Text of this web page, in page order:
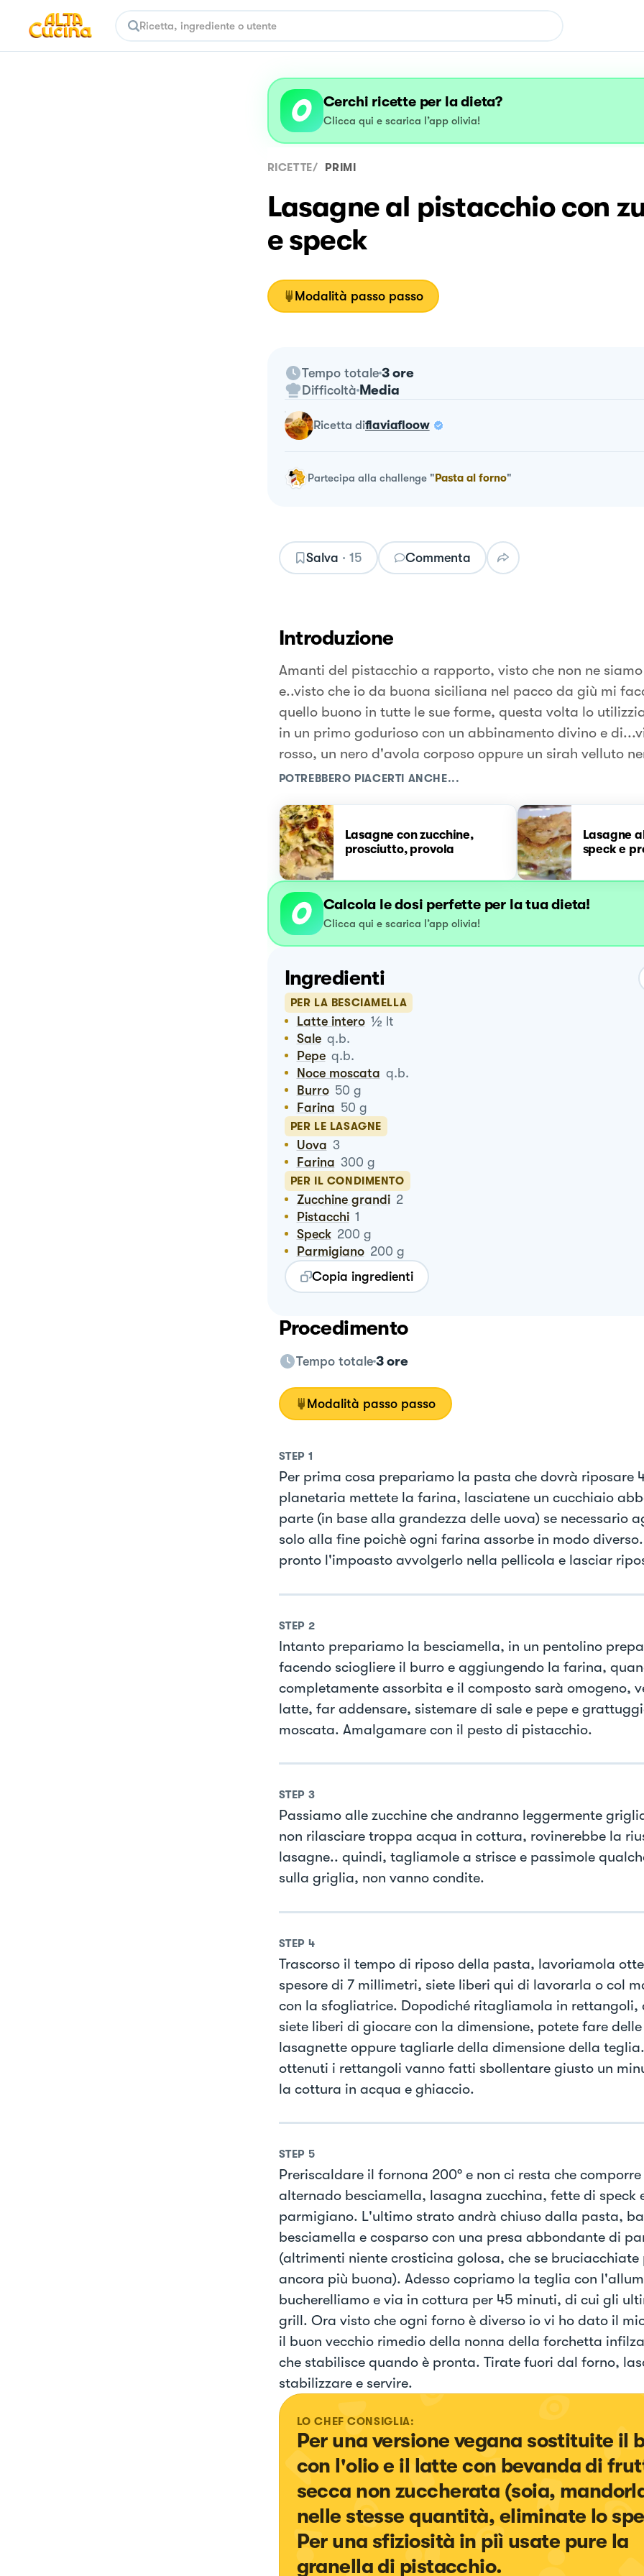
Cerchi ricette per la dieta?
Clicca qui e scarica l’app olivia!
RICETTE/ PRIMI
Lasagne al pistacchio con
e speck
Modalità passo passo
Tempo totale 3 ore
Difficoltà Media
ricetta diflaviafloow
Partecipa alla challenge"Pasta al forno"
Salva · 15 Commenta
Introduzione
Amanti del pistacchio a rapporto, visto che non ne
e..visto che io da buona siciliana nel pacco da giù mi
quello buono in tutte le sue forme, questa volta lo
in un primo godurioso con un abbinamento divino e
rosso, un nero d'avola corposo oppure un sirah velluto
POTREBBERO PIACERTI ANCHE...
Lasagne con zucchine,
prosciutto, provola
Lasagne
speck e
Calcola le dosi perfette per la tua dieta!
Clicca qui e scarica l’app olivia!
Ingredienti
PER LA BESCIAMELLA
Latte intero ½ lt
Sale q.b.
Pepe q.b.
Noce moscata q.b.
Burro 50 g
Farina 50 g
PER LE LASAGNE
Uova 3
Farina 300 g
PER IL CONDIMENTO
Zucchine grandi 2
Pistacchi 1
Speck 200 g
Parmigiano 200 g
Copia ingredienti
Procedimento
Tempo totale 3 ore
Modalità passo passo
STEP 1
Per prima cosa prepariamo la pasta che dovrà riposare
planetaria mettete la farina, lasciatene un cucchiaio
parte (in base alla grandezza delle uova) se necessario
solo alla fine poichè ogni farina assorbe in modo
pronto l'impoasto avvolgerlo nella pellicola e lasciar
STEP 2
Intanto prepariamo la besciamella, in un pentolino
facendo sciogliere il burro e aggiungendo la farina,
completamente assorbita e il composto sarà omogeno,
latte, far addensare, sistemare di sale e pepe e
moscata. Amalgamare con il pesto di pistacchio.
STEP 3
Passiamo alle zucchine che andranno leggermente
non rilasciare troppa acqua in cottura, rovinerebbe la
lasagne.. quindi, tagliamole a strisce e passimole
sulla griglia, non vanno condite.
STEP 4
Trascorso il tempo di riposo della pasta, lavoriamola
spesore di 7 millimetri, siete liberi qui di lavorarla o col
con la sfogliatrice. Dopodiché ritagliamola in rettangoli,
siete liberi di giocare con la dimensione, potete fare
lasagnette oppure tagliarle della dimensione della
ottenuti i rettangoli vanno fatti sbollentare giusto un
la cottura in acqua e ghiaccio.
STEP 5
Preriscaldare il fornona 200° e non ci resta che
alternado besciamella, lasagna zucchina, fette di speck
parmigiano. L'ultimo strato andrà chiuso dalla pasta,
besciamella e cosparso con una presa abbondante di
(altrimenti niente crosticina golosa, che se bruciacchiate
ancora più buona). Adesso copriamo la teglia con
bucherelliamo e via in cottura per 45 minuti, di cui gli
grill. Ora visto che ogni forno è diverso io vi ho dato il
il buon vecchio rimedio della nonna della forchetta
che stabilisce quando è pronta. Tirate fuori dal forno,
stabilizzare e servire.
LO CHEF CONSIGLIA:
Per una versione vegana sostituite il
con l'olio e il latte con bevanda di
secca non zuccherata (soia,
nelle stesse quantità, eliminate lo
Per una sfiziosità in piì usate pure la
granella di pistacchio.